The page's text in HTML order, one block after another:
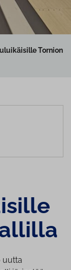
Tornion
uutta